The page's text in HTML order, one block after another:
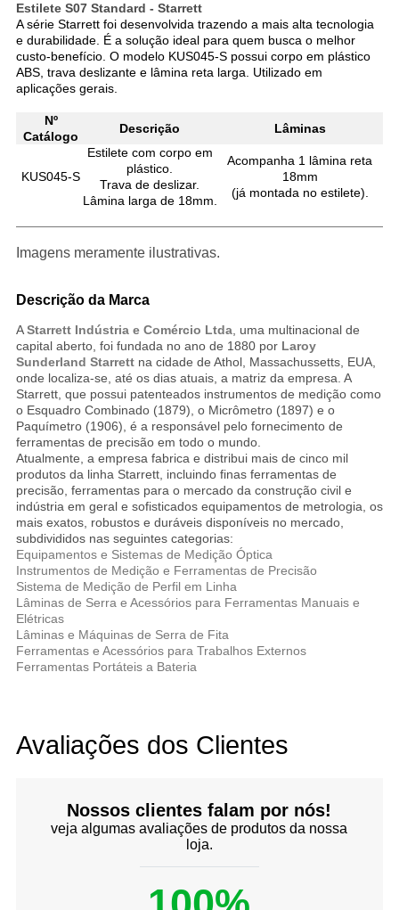
Estilete S07 Standard - Starrett
A série Starrett foi desenvolvida trazendo a mais alta tecnologia
e durabilidade. É a solução ideal para quem busca o melhor
custo-benefício. O modelo KUS045-S possui corpo em plástico
ABS, trava deslizante e lâmina reta larga. Utilizado em
aplicações gerais.
Nº
Catálogo
Descrição Lâminas
KUS045-S
Estilete com corpo em
plástico.
Trava de deslizar.
Lâmina larga de 18mm.
Acompanha 1 lâmina reta
18mm
(já montada no estilete).
Imagens meramente ilustrativas.
Descrição da Marca
AStarrett Indústria e Comércio Ltda, uma multinacional de
capital aberto, foi fundada no ano de 1880 por Laroy
Sunderland Starrettna cidade de Athol, Massachussetts, EUA,
onde localiza-se, até os dias atuais, a matriz da empresa. A
Starrett, que possui patenteados instrumentos de medição como
o Esquadro Combinado (1879), o Micrômetro (1897) e o
Paquímetro (1906), é a responsável pelo fornecimento de
ferramentas de precisão em todo o mundo.
Atualmente, a empresa fabrica e distribui mais de cinco mil
produtos da linha Starrett, incluindo finas ferramentas de
precisão, ferramentas para o mercado da construção civil e
indústria em geral e sofisticados equipamentos de metrologia, os
mais exatos, robustos e duráveis disponíveis no mercado,
subdivididos nas seguintes categorias:
Equipamentos e Sistemas de Medição Óptica
Instrumentos de Medição e Ferramentas de Precisão
Sistema de Medição de Perfil em Linha
Lâminas de Serra e Acessórios para Ferramentas Manuais e
Elétricas
Lâminas e Máquinas de Serra de Fita
Ferramentas e Acessórios para Trabalhos Externos
Ferramentas Portáteis a Bateria
Avaliações dos Clientes
Nossos clientes falam por nós!
veja algumas avaliações de produtos da nossa
loja.